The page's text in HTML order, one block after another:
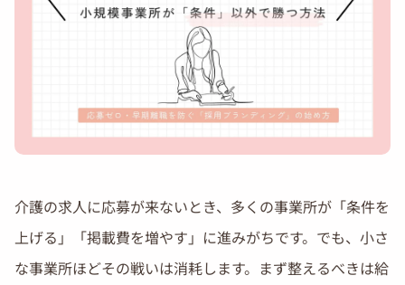
介護の求人に応募が来ないとき、多くの事業所が「条件を
上げる」「掲載費を増やす」に進みがちです。でも、小さ
な事業所ほどその戦いは消耗します。まず整えるべきは給